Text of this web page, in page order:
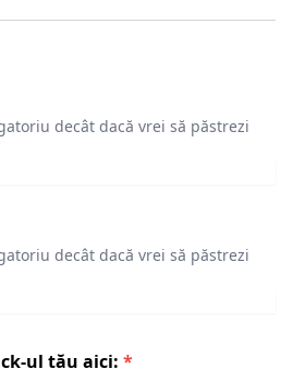
decât dacă vrei să păstrezi
decât dacă vrei să păstrezi
ul tău aici: *